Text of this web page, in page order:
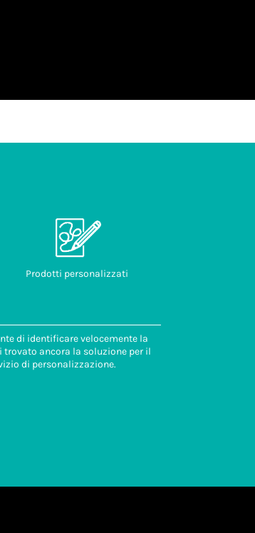
Prodotti personalizzati
di identificare velocemente la
trovato ancora la soluzione per il
di personalizzazione.